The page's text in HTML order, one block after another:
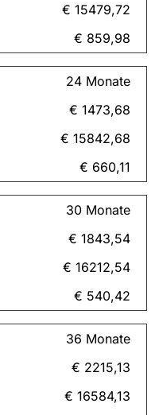
€ 15479,72
€ 859,98
24 Monate
€ 1473,68
€ 15842,68
€ 660,11
30 Monate
€ 1843,54
€ 16212,54
€ 540,42
36 Monate
€ 2215,13
€ 16584,13